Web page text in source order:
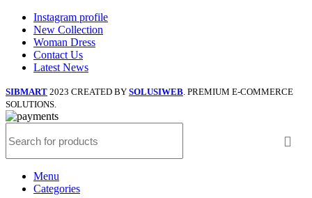
Instagram profile
New Collection
Woman Dress
Contact Us
Latest News
SIBMART 2023 CREATED BY SOLUSIWEB. PREMIUM E-COMMERCE
SOLUTIONS.
Menu
Categories